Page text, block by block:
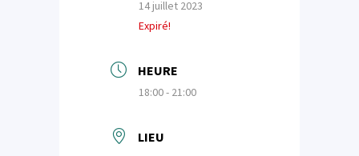
14 juillet 2023
Expiré!
HEURE
18:00 - 21:00
LIEU